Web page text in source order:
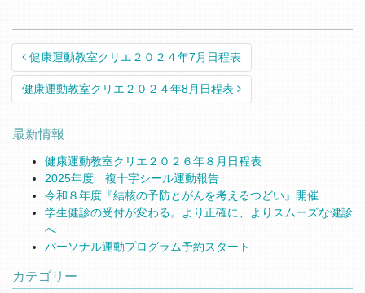
Post navigation
健康運動教室クリエ２０２４年7月日程表
健康運動教室クリエ２０２４年8月日程表
最新情報
健康運動教室クリエ２０２６年８月日程表
2025年度 複十字シール運動報告
令和８年度『結核の予防とがんを考えるつどい』開催
学生健診の受付が変わる。より正確に、よりスムーズな健診
へ
パーソナル運動プログラム予約スタート
カテゴリー